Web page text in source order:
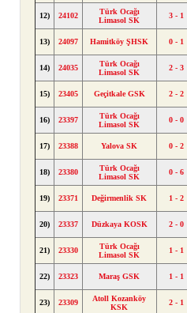
12) 24102
Türk Ocağı
Limasol SK
3 - 1
13) 24097 Hamitköy ŞHSK 0 - 1
14) 24035
Türk Ocağı
Limasol SK
2 - 3
15) 23405 Geçitkale GSK 2 - 2
16) 23397
Türk Ocağı
Limasol SK
0 - 0
17) 23388 Yalova SK 0 - 2
18) 23380
Türk Ocağı
Limasol SK
0 - 6
19) 23371 Değirmenlik SK 1 - 2
20) 23337 Düzkaya KOSK 2 - 0
21) 23330
Türk Ocağı
Limasol SK
1 - 1
22) 23323 Maraş GSK 1 - 1
23) 23309
Atoll Kozanköy
KSK
2 - 1